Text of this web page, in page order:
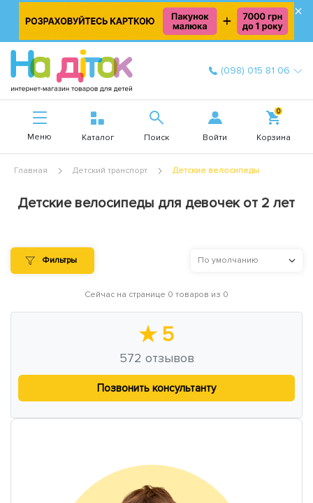
×
(098) 015 81 06
Меню Каталог Поиск Войти
0
Корзина
Главная Детский транспорт Детские велосипеды
Детские велосипеды для девочек от 2 лет
Фильтры По умолчанию
Сейчас на странице 0 товаров из 0
★ 5
572 отзывов
Позвонить консультанту